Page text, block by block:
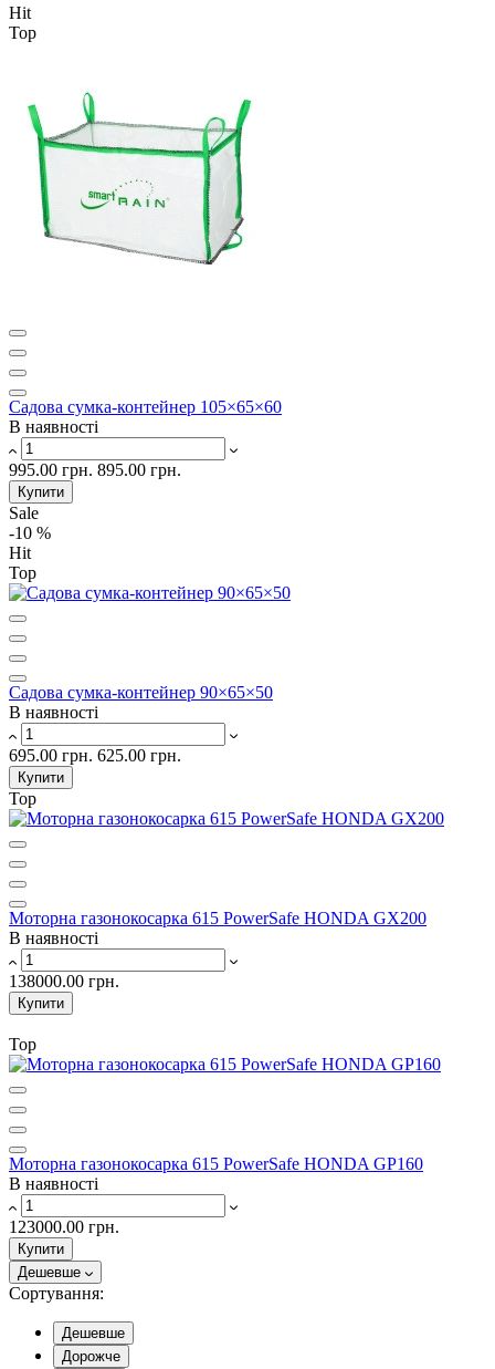
Hit
Top
Садова сумка-контейнер 105×65×60
В наявності
995.00 грн. 895.00 грн.
Купити
Sale
-10 %
Hit
Top
Садова сумка-контейнер 90×65×50
В наявності
695.00 грн. 625.00 грн.
Купити
Top
Моторна газонокосарка 615 PowerSafe HONDA GX200
В наявності
138000.00 грн.
Купити
Top
Моторна газонокосарка 615 PowerSafe HONDA GP160
В наявності
123000.00 грн.
Купити
Дешевше
Сортування:
Дешевше
Дорожче